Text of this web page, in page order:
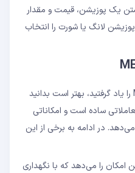
یک پوزیشن، قیمت و مقدار
لانگ یا شورت را انتخاب
اکنون که اصول معاملات در MEXC را یاد گرفتید، بهتر است بدانید
ساده است و امکاناتی
می‌دهد. در ادامه به برخی از این
امکان را می‌دهد که با نگهداری